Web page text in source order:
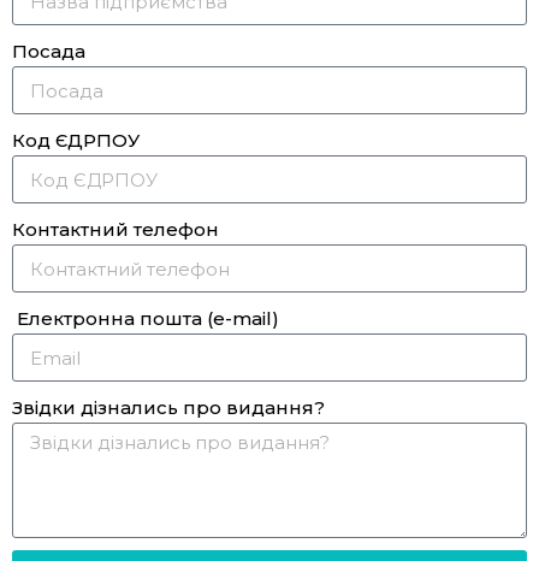
Посада
Код ЄДРПОУ
Контактний телефон
Електронна пошта (e-mail)
Звідки дізнались про видання?